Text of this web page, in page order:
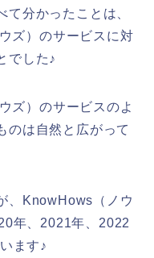
て分かったことは、
ズ）のサービスに対
でした♪
ズ）のサービスのよ
のは自然と広がって
、KnowHows（ノウ
年、2021年、2022
ます♪